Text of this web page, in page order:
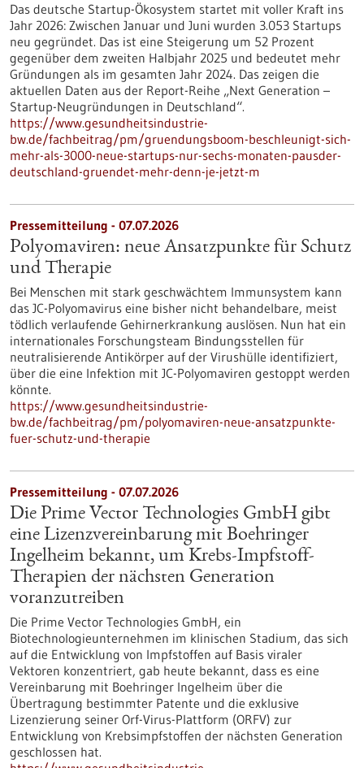
Das deutsche Startup-Ökosystem startet mit voller Kraft ins
Jahr 2026: Zwischen Januar und Juni wurden 3.053 Startups
neu gegründet. Das ist eine Steigerung um 52 Prozent
gegenüber dem zweiten Halbjahr 2025 und bedeutet mehr
Gründungen als im gesamten Jahr 2024. Das zeigen die
aktuellen Daten aus der Report-Reihe „Next Generation –
Startup-Neugründungen in Deutschland“.
https://www.gesundheitsindustrie-
bw.de/fachbeitrag/pm/gruendungsboom-beschleunigt-sich-
mehr-als-3000-neue-startups-nur-sechs-monaten-pausder-
deutschland-gruendet-mehr-denn-je-jetzt-m
Pressemitteilung - 07.07.2026
Polyomaviren: neue Ansatzpunkte für Schutz
und Therapie
Bei Menschen mit stark geschwächtem Immunsystem kann
das JC-Polyomavirus eine bisher nicht behandelbare, meist
tödlich verlaufende Gehirnerkrankung auslösen. Nun hat ein
internationales Forschungsteam Bindungsstellen für
neutralisierende Antikörper auf der Virushülle identifiziert,
über die eine Infektion mit JC-Polyomaviren gestoppt werden
könnte.
https://www.gesundheitsindustrie-
bw.de/fachbeitrag/pm/polyomaviren-neue-ansatzpunkte-
fuer-schutz-und-therapie
Pressemitteilung - 07.07.2026
Die Prime Vector Technologies GmbH gibt
eine Lizenzvereinbarung mit Boehringer
Ingelheim bekannt, um Krebs-Impfstoff-
Therapien der nächsten Generation
voranzutreiben
Die Prime Vector Technologies GmbH, ein
Biotechnologieunternehmen im klinischen Stadium, das sich
auf die Entwicklung von Impfstoffen auf Basis viraler
Vektoren konzentriert, gab heute bekannt, dass es eine
Vereinbarung mit Boehringer Ingelheim über die
Übertragung bestimmter Patente und die exklusive
Lizenzierung seiner Orf-Virus-Plattform (ORFV) zur
Entwicklung von Krebsimpfstoffen der nächsten Generation
geschlossen hat.